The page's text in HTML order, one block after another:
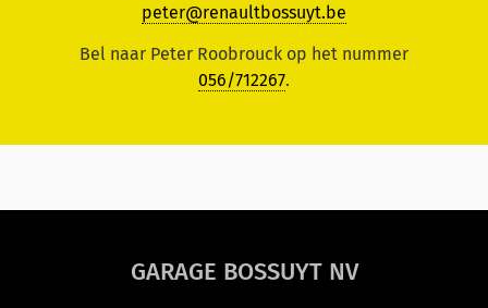
peter@renaultbossuyt.be
Bel naar Peter Roobrouck op het nummer
056/712267.
GARAGE BOSSUYT NV